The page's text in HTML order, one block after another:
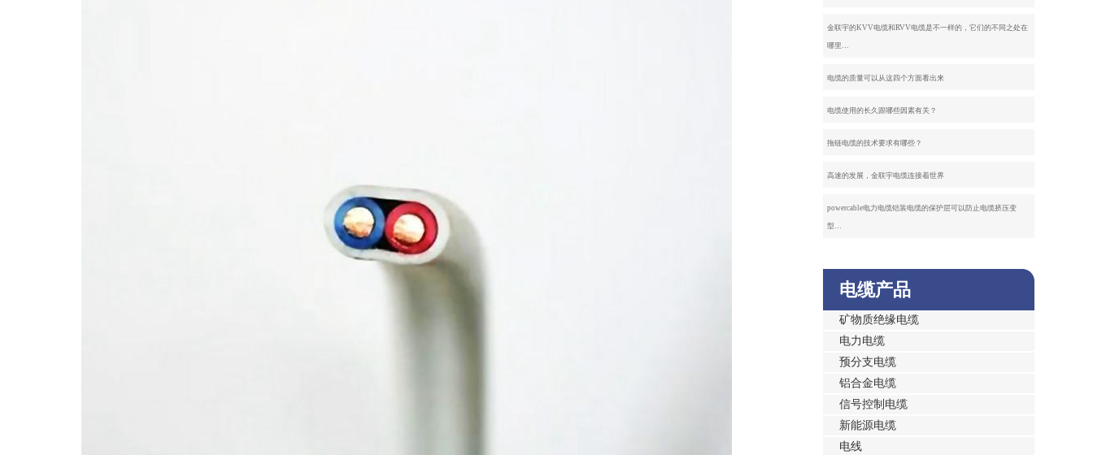
金联宇的KVV电缆和RVV电缆是不一样的，它们的不同之处在
哪里…
电缆的质量可以从这四个方面看出来
电缆使用的长久跟哪些因素有关？
拖链电缆的技术要求有哪些？
高速的发展，金联宇电缆连接着世界
powercable电力电缆铠装电缆的保护层可以防止电缆挤压变
型…
电缆产品
矿物质绝缘电缆
电力电缆
预分支电缆
铝合金电缆
信号控制电缆
新能源电缆
电线